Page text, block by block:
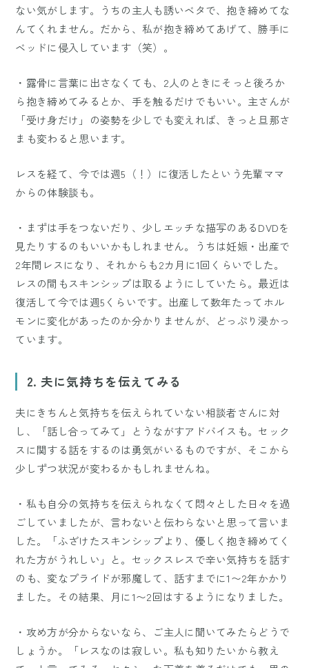
ない気がします。うちの主人も誘いベタで、抱き締めてな
んてくれません。だから、私が抱き締めてあげて、勝手に
ベッドに侵入しています（笑）。
・露骨に言葉に出さなくても、2人のときにそっと後ろか
ら抱き締めてみるとか、手を触るだけでもいい。主さんが
「受け身だけ」の姿勢を少しでも変えれば、きっと旦那さ
まも変わると思います。
レスを経て、今では週5（！）に復活したという先輩ママ
からの体験談も。
・まずは手をつないだり、少しエッチな描写のあるDVDを
見たりするのもいいかもしれません。うちは妊娠・出産で
2年間レスになり、それからも2カ月に1回くらいでした。
レスの間もスキンシップは取るようにしていたら。最近は
復活して今では週5くらいです。出産して数年たってホル
モンに変化があったのか分かりませんが、どっぷり浸かっ
ています。
2. 夫に気持ちを伝えてみる
夫にきちんと気持ちを伝えられていない相談者さんに対
し、「話し合ってみて」とうながすアドバイスも。セック
スに関する話をするのは勇気がいるものですが、そこから
少しずつ状況が変わるかもしれませんね。
・私も自分の気持ちを伝えられなくて悶々とした日々を過
ごしていましたが、言わないと伝わらないと思って言いま
した。「ふざけたスキンシップより、優しく抱き締めてく
れた方がうれしい」と。セックスレスで辛い気持ちを話す
のも、変なプライドが邪魔して、話すまでに1〜2年かかり
ました。その結果、月に1〜2回はするようになりました。
・攻め方が分からないなら、ご主人に聞いてみたらどうで
しょうか。「レスなのは寂しい。私も知りたいから教え